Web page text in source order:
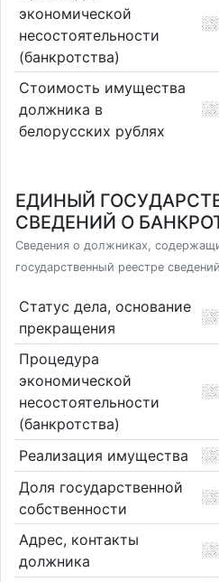
экономической
несостоятельности
(банкротства)
Стоимость имущества
должника в
белорусских рублях
ЕДИНЫЙ
СВЕДЕНИЙ О
Сведения о должниках,
государственный реестре
Статус дела, основание
прекращения
Процедура
экономической
несостоятельности
(банкротства)
Реализация имущества
Доля государственной
собственности
Адрес, контакты
должника